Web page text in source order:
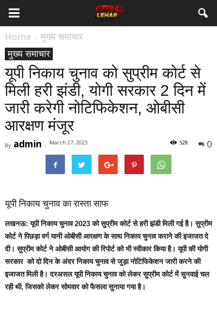
Home
मुख्य समाचार
मुख्य समाचार
यूपी निकाय चुनाव को सुप्रीम कोर्ट से
मिली हरी झंडी, योगी सरकार 2 दिन में
जारी करेगी नोटिफिकेशन, ओबीसी
आरक्षण मंजूर
By admin - March 27, 2023 0
528
यूपी निकाय चुनाव का रास्ता साफ
लखनऊ: यूपी निकाय चुनाव 2023 को सुप्रीम कोर्ट से हरी झंडी मिली गई है। सुप्रीम
कोर्ट ने पिछड़ा वर्ग यानी ओबीसी आरक्षण के साथ निकाय चुनाव कराने की इजाजत दे
दी। सुप्रीम कोर्ट ने ओबीसी आयोग की रिपोर्ट को भी स्वीकार किया है। यूपी की योगी
सरकार को दो दिन के अंदर निकाय चुनाव से जुड़ा नोटिफिकेशन जारी करने की
इजाजत मिली है। दरअसल यूपी निकाय चुनाव को लेकर सुप्रीम कोर्ट में सुनवाई चल
रही थी, जिसको लेकर सोमवार को फैसला सुनाया गया है।